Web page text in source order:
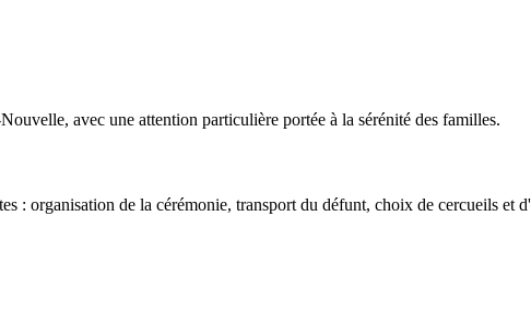
avec une attention particulière portée à la sérénité des familles.
: organisation de la cérémonie, transport du défunt, choix de cercueils et